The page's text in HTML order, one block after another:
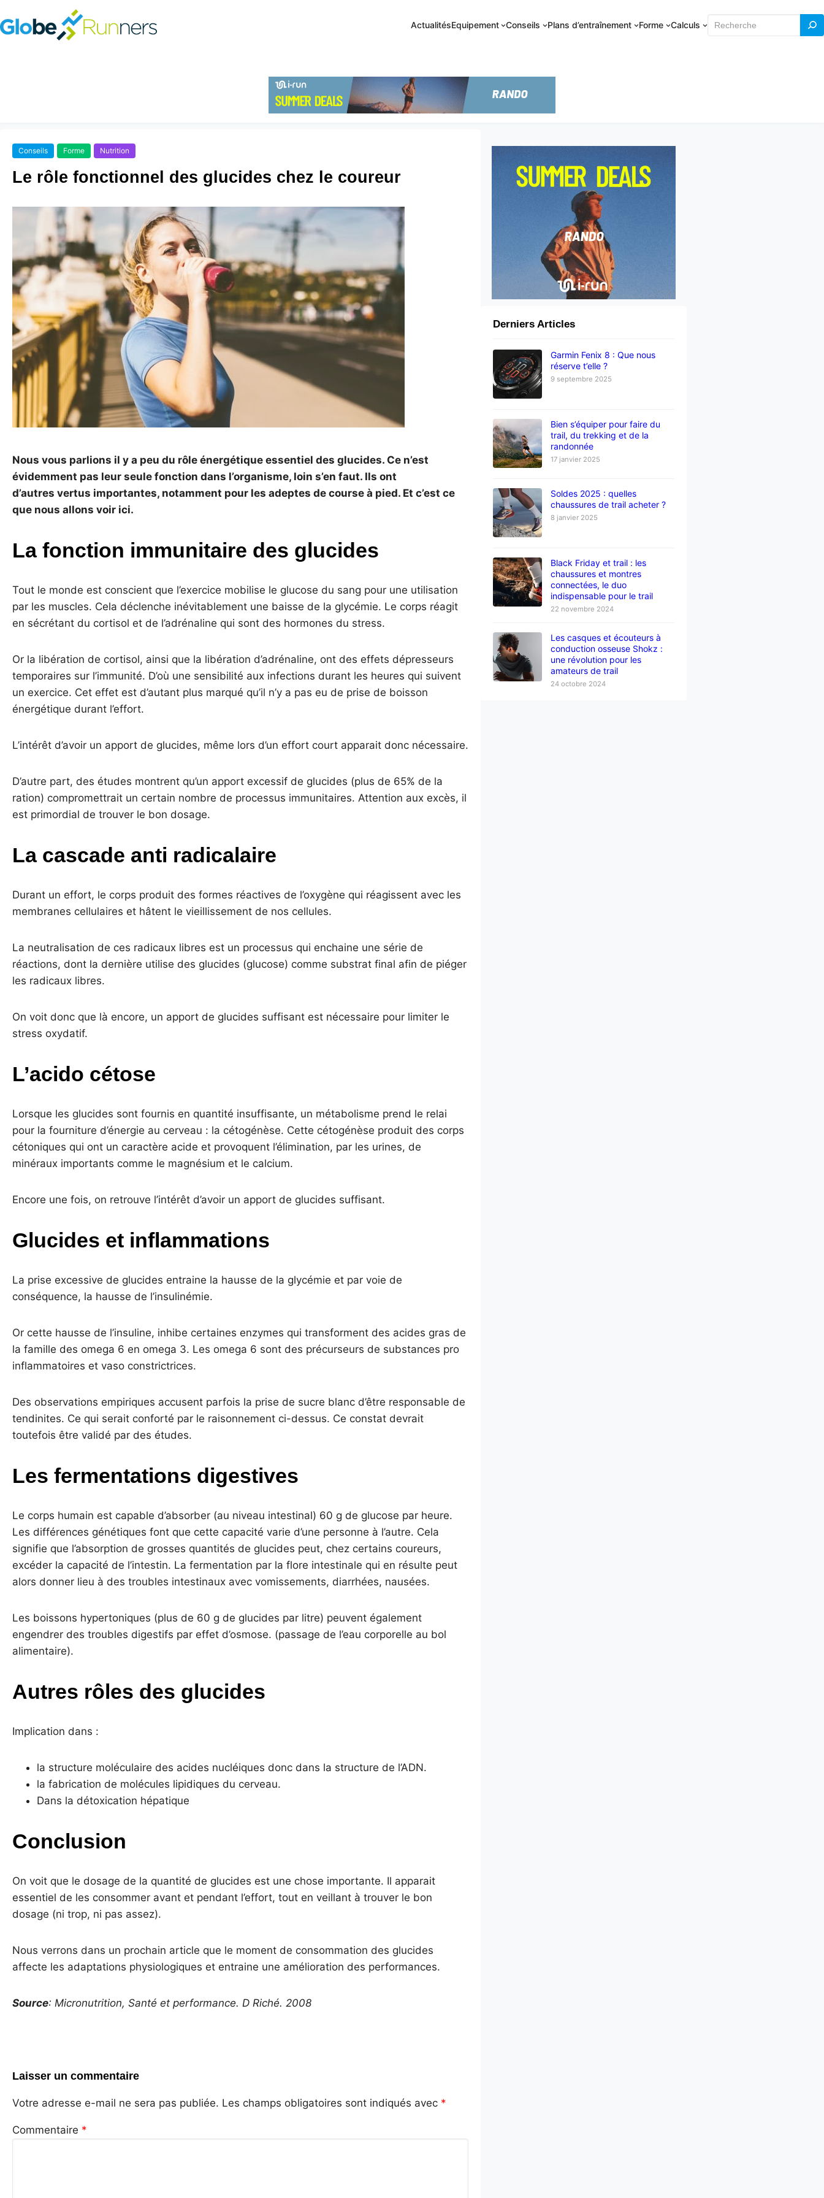
ActualitésEquipement Conseils Plans d’entraînement Forme Calculs Rechercher
Conseils Forme Nutrition
Le rôle fonctionnel des glucides chez le coureur
Nous vous parlions il y a peu du rôle énergétique essentiel des glucides. Ce n’est
évidemment pas leur seule fonction dans l’organisme, loin s’en faut. Ils ont
d’autres vertus importantes, notamment pour les adeptes de course à pied. Et c’est ce
que nous allons voir ici.
La fonction immunitaire des glucides
Tout le monde est conscient que l’exercice mobilise le glucose du sang pour une utilisation
par les muscles. Cela déclenche inévitablement une baisse de la glycémie. Le corps réagit
en sécrétant du cortisol et de l’adrénaline qui sont des hormones du stress.
Or la libération de cortisol, ainsi que la libération d’adrénaline, ont des effets dépresseurs
temporaires sur l’immunité. D’où une sensibilité aux infections durant les heures qui suivent
un exercice. Cet effet est d’autant plus marqué qu’il n’y a pas eu de prise de boisson
énergétique durant l’effort.
L’intérêt d’avoir un apport de glucides, même lors d’un effort court apparait donc nécessaire.
D’autre part, des études montrent qu’un apport excessif de glucides (plus de 65% de la
ration) compromettrait un certain nombre de processus immunitaires. Attention aux excès, il
est primordial de trouver le bon dosage.
La cascade anti radicalaire
Durant un effort, le corps produit des formes réactives de l’oxygène qui réagissent avec les
membranes cellulaires et hâtent le vieillissement de nos cellules.
La neutralisation de ces radicaux libres est un processus qui enchaine une série de
réactions, dont la dernière utilise des glucides (glucose) comme substrat final afin de piéger
les radicaux libres.
On voit donc que là encore, un apport de glucides suffisant est nécessaire pour limiter le
stress oxydatif.
L’acido cétose
Lorsque les glucides sont fournis en quantité insuffisante, un métabolisme prend le relai
pour la fourniture d’énergie au cerveau : la cétogénèse. Cette cétogénèse produit des corps
cétoniques qui ont un caractère acide et provoquent l’élimination, par les urines, de
minéraux importants comme le magnésium et le calcium.
Encore une fois, on retrouve l’intérêt d’avoir un apport de glucides suffisant.
Glucides et inflammations
La prise excessive de glucides entraine la hausse de la glycémie et par voie de
conséquence, la hausse de l’insulinémie.
Or cette hausse de l’insuline, inhibe certaines enzymes qui transforment des acides gras de
la famille des omega 6 en omega 3. Les omega 6 sont des précurseurs de substances pro
inflammatoires et vaso constrictrices.
Des observations empiriques accusent parfois la prise de sucre blanc d’être responsable de
tendinites. Ce qui serait conforté par le raisonnement ci-dessus. Ce constat devrait
toutefois être validé par des études.
Les fermentations digestives
Le corps humain est capable d’absorber (au niveau intestinal) 60 g de glucose par heure.
Les différences génétiques font que cette capacité varie d’une personne à l’autre. Cela
signifie que l’absorption de grosses quantités de glucides peut, chez certains coureurs,
excéder la capacité de l’intestin. La fermentation par la flore intestinale qui en résulte peut
alors donner lieu à des troubles intestinaux avec vomissements, diarrhées, nausées.
Les boissons hypertoniques (plus de 60 g de glucides par litre) peuvent également
engendrer des troubles digestifs par effet d’osmose. (passage de l’eau corporelle au bol
alimentaire).
Autres rôles des glucides
Implication dans :
la structure moléculaire des acides nucléiques donc dans la structure de l’ADN.
la fabrication de molécules lipidiques du cerveau.
Dans la détoxication hépatique
Conclusion
On voit que le dosage de la quantité de glucides est une chose importante. Il apparait
essentiel de les consommer avant et pendant l’effort, tout en veillant à trouver le bon
dosage (ni trop, ni pas assez).
Nous verrons dans un prochain article que le moment de consommation des glucides
affecte les adaptations physiologiques et entraine une amélioration des performances.
Source: Micronutrition, Santé et performance. D Riché. 2008
Laisser un commentaire
Votre adresse e-mail ne sera pas publiée. Les champs obligatoires sont indiqués avec *
Commentaire *
Derniers Articles
Garmin Fenix 8 : Que nous
réserve t’elle ?
9 septembre 2025
Bien s’équiper pour faire du
trail, du trekking et de la
randonnée
17 janvier 2025
Soldes 2025 : quelles
chaussures de trail acheter ?
8 janvier 2025
Black Friday et trail : les
chaussures et montres
connectées, le duo
indispensable pour le trail
22 novembre 2024
Les casques et écouteurs à
conduction osseuse Shokz :
une révolution pour les
amateurs de trail
24 octobre 2024